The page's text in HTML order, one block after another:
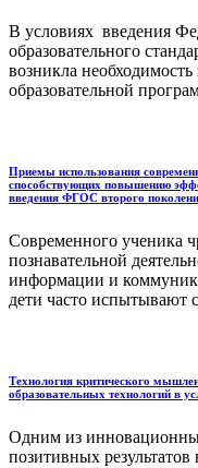
В условиях введения
образовательного
возникла
образовательной
Приемы использования
способствующих повышению
введения ФГОС второго
Современного ученика
познавательной
информации и
дети часто испытывают
Технология критического
образовательных технологий в
Одним из
позитивных